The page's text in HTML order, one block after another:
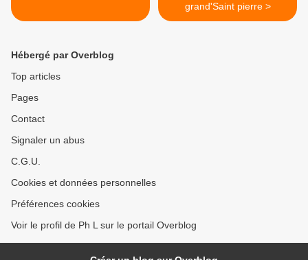
grand'Saint pierre >
Hébergé par Overblog
Top articles
Pages
Contact
Signaler un abus
C.G.U.
Cookies et données personnelles
Préférences cookies
Voir le profil de Ph L sur le portail Overblog